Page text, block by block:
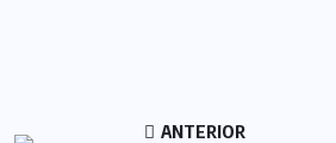
ANTERIOR